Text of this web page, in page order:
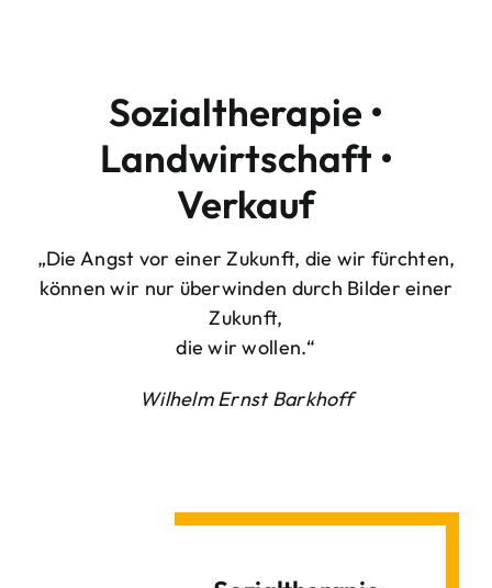
Sozialtherapie •
Landwirtschaft •
Verkauf
„Die Angst vor einer Zukunft, die wir fürchten,
können wir nur überwinden durch Bilder einer
Zukunft,
die wir wollen.“
Wilhelm Ernst Barkhoff